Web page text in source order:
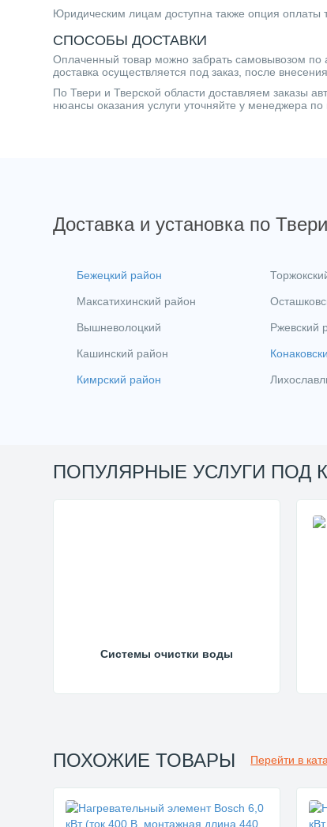
Юридическим лицам доступна также опция оплаты
СПОСОБЫ ДОСТАВКИ
Оплаченный товар можно забрать самовывозом по
доставка осуществляется под заказ, после
По Твери и Тверской области доставляем заказы
нюансы оказания услуги уточняйте у менеджера
Доставка и установка по
Бежецкий район
Максатихинский район
Вышневолоцкий
Кашинский район
Кимрский район
Ржевский
ПОПУЛЯРНЫЕ УСЛУГИ ПОД
Системы очистки воды
ПОХОЖИЕ ТОВАРЫ Перейти в